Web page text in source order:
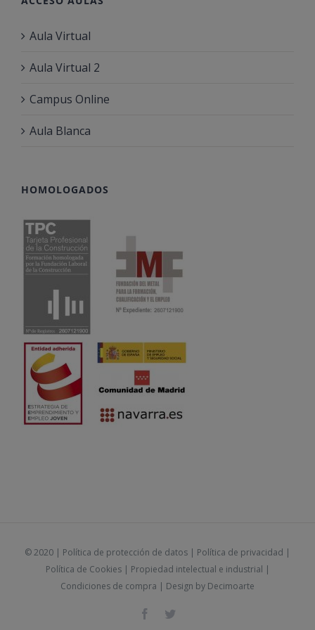
Aula Virtual
Aula Virtual 2
Campus Online
Aula Blanca
HOMOLOGADOS
© 2020 | Política de protección de datos | Política de privacidad |
Política de Cookies| Propiedad intelectual e industrial |
Condiciones de compra | Design by Decimoarte
Facebook